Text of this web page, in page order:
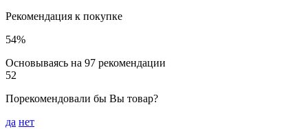
Рекомендация к покупке
54%
Основываясь на 97 рекомендации
52
Порекомендовали бы Вы товар?
да нет